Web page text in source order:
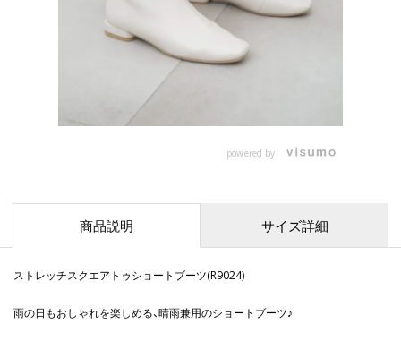
powered by
商品説明 サイズ詳細
ストレッチスクエアトゥショートブーツ(R9024)
雨の日もおしゃれを楽しめる、晴雨兼用のショートブーツ♪